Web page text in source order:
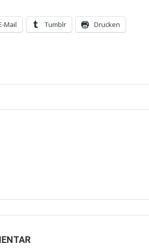
Mail Tumblr Drucken